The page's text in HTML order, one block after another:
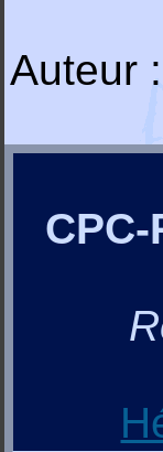
Auteur :
CPC-